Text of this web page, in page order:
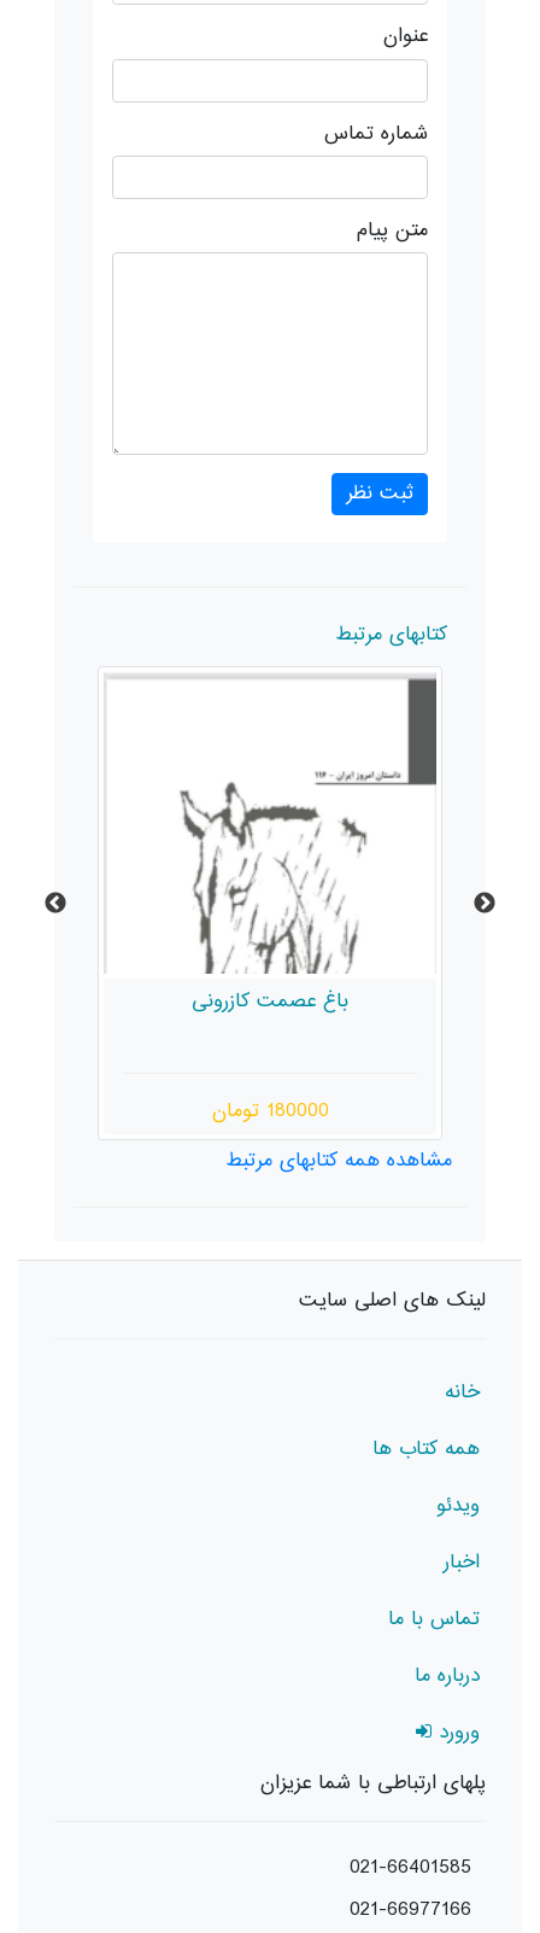
عنوان
شماره تماس
متن پیام
کتابهای مرتبط
باغ عصمت کازرونی
180000 تومان
مشاهده همه کتابهای مرتبط
لینک های اصلی سایت
خانه
همه کتاب ها
ویدئو
اخبار
تماس با ما
درباره ما
ورورد
پلهای ارتباطی با شما عزیزان
021-66401585
021-66977166